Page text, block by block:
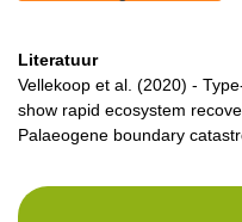
Literatuur
Vellekoop et al. (2020) -
show rapid ecosystem
Palaeogene boundary